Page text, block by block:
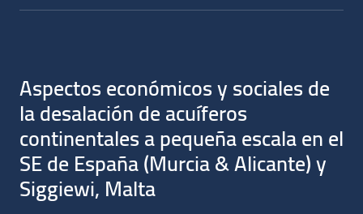
Aspectos económicos y sociales de
la desalación de acuíferos
continentales a pequeña escala en el
SE de España (Murcia & Alicante) y
Siggiewi, Malta